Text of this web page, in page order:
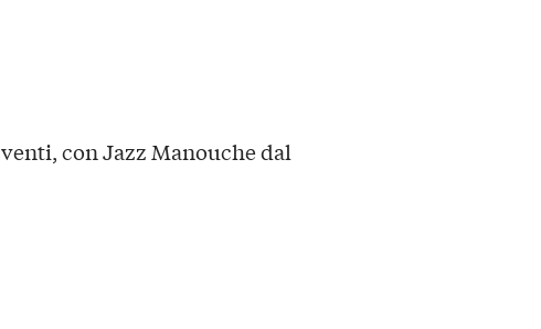
con Jazz Manouche dal